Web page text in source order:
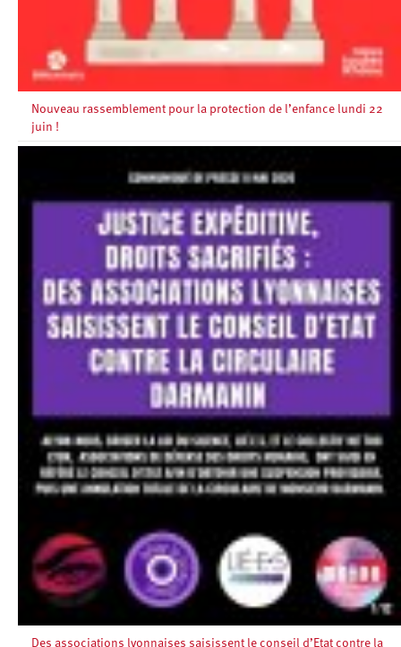
Nouveau rassemblement pour la protection de l’enfance lundi 22
juin !
Des associations lyonnaises saisissent le conseil d’Etat contre la